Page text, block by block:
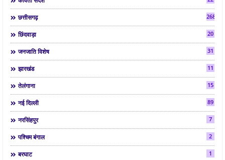
छत्तीसगढ़ 268
छिंदवाड़ा 20
जनजाति विशेष 31
झारखंड 11
तेलंगाना 15
नई दिल्ली 89
नरसिंहपुर 7
पश्चिम बंगाल 2
बरघाट 1